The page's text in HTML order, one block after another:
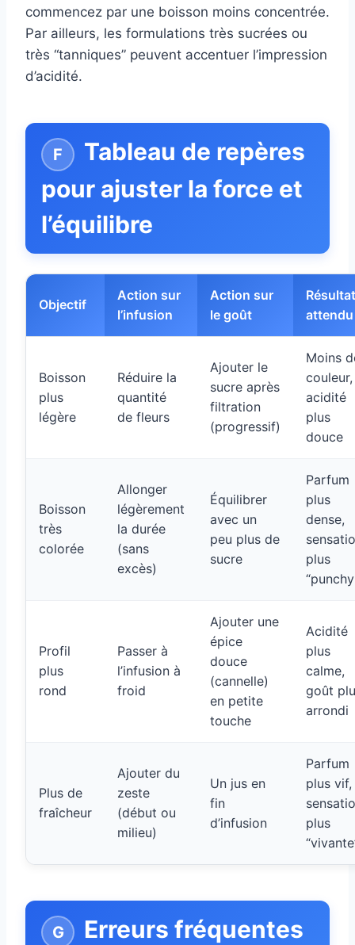
commencez par une boisson moins concentrée.
Par ailleurs, les formulations très sucrées ou
très “tanniques” peuvent accentuer l’impression
d’acidité.
Tableau de repères
pour ajuster la force et
l’équilibre
Objectif
Action sur
l’infusion
Action sur
le goût
Résultat
attendu
Boisson
plus
légère
Réduire la
quantité
de fleurs
Ajouter le
sucre après
filtration
(progressif)
Moins
couleur,
acidité
plus
douce
Boisson
très
colorée
Allonger
légèrement
la durée
(sans
excès)
Équilibrer
avec un
peu plus de
sucre
Parfum
plus
dense,
plus
Profil
plus
rond
Passer à
l’infusion à
froid
Ajouter une
épice
douce
(cannelle)
en petite
touche
Acidité
plus
calme,
goût
arrondi
Plus de
fraîcheur
Ajouter du
zeste
(début ou
milieu)
Un jus en
fin
d’infusion
Parfum
plus vif,
plus
Erreurs fréquentes